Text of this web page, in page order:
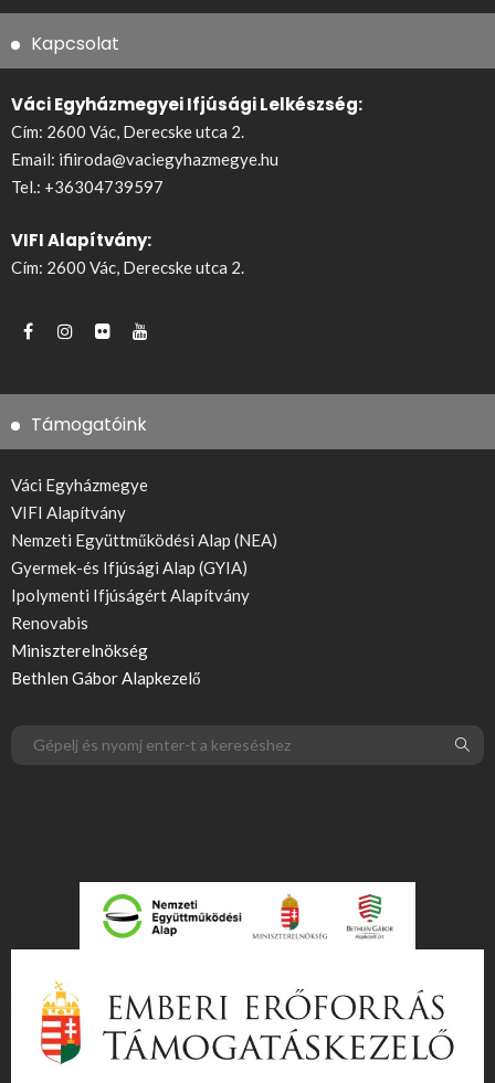
Kapcsolat
Váci Egyházmegyei Ifjúsági Lelkészség:
Cím: 2600 Vác, Derecske utca 2.
Email: ifiiroda@vaciegyhazmegye.hu
Tel.: +36304739597
VIFI Alapítvány:
Cím: 2600 Vác, Derecske utca 2.
Támogatóink
Váci Egyházmegye
VIFI Alapítvány
Nemzeti Együttműködési Alap (NEA)
Gyermek-és Ifjúsági Alap (GYIA)
Ipolymenti Ifjúságért Alapítvány
Renovabis
Miniszterelnökség
Bethlen Gábor Alapkezelő